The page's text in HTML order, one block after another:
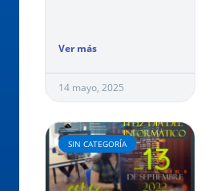
Ver más
14 mayo, 2025
SIN CATEGORÍA